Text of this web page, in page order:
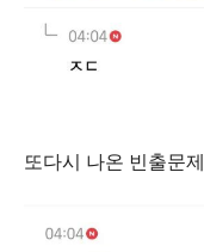
또다시 나온 빈출문